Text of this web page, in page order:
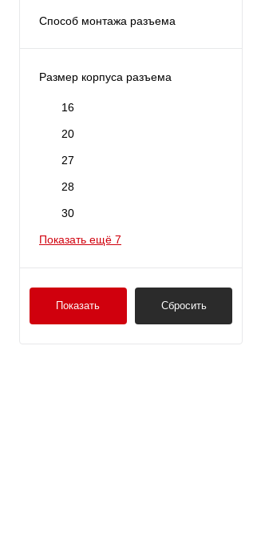
15
Показать ещё 12
Способ монтажа разъема
Размер корпуса разъема
16
20
27
28
30
Показать ещё 7
Показать Сбросить